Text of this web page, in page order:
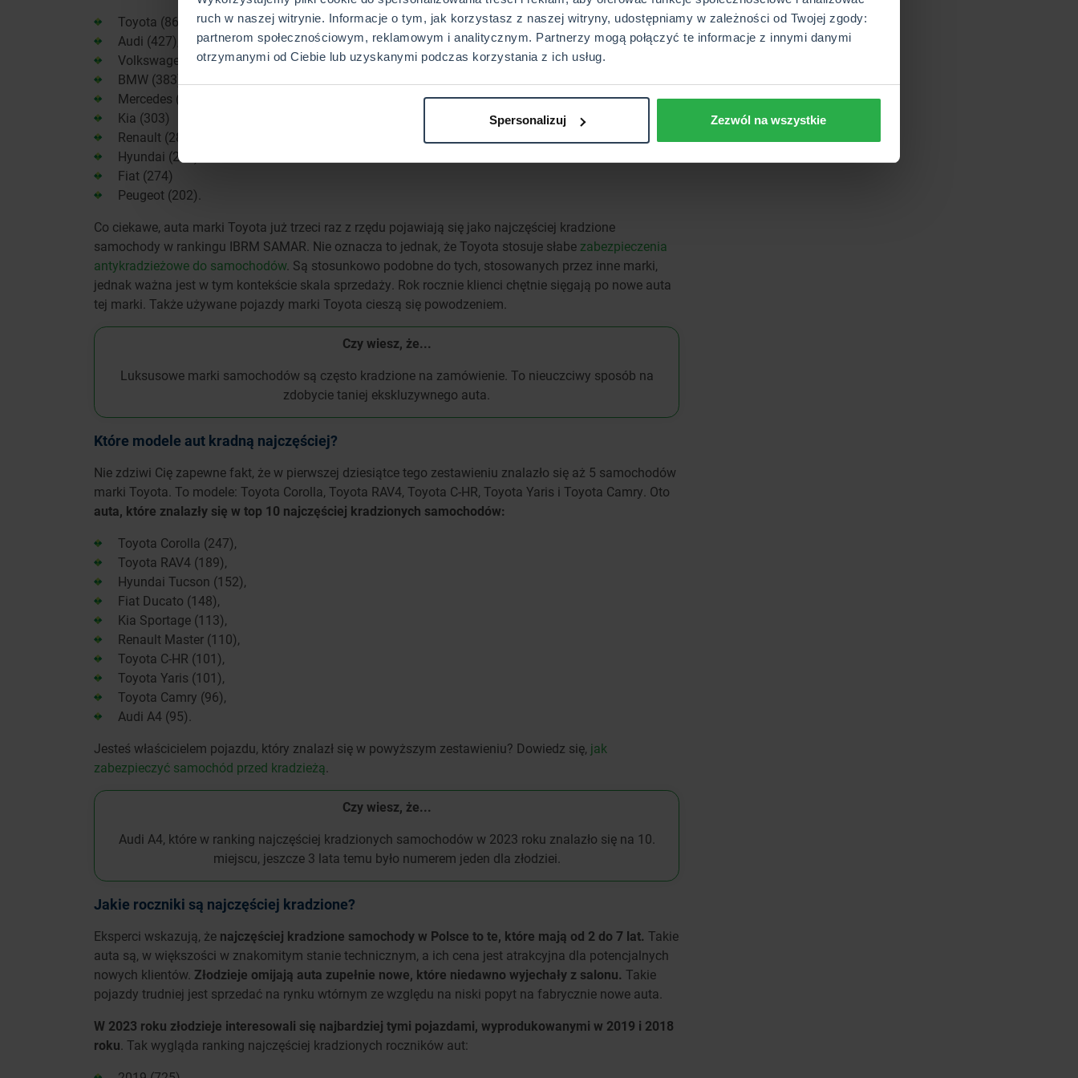
ruch w naszej witrynie. Informacje o tym, jak korzystasz z naszej witryny, udostępniamy w zależności od Twojej zgody:
partnerom społecznościowym, reklamowym i analitycznym. Partnerzy mogą połączyć te informacje z innymi danymi
otrzymanymi od Ciebie lub uzyskanymi podczas korzystania z ich usług.
Spersonalizuj Zezwól na wszystkie
Toyota (869),
Audi (427),
Volkswagen (398),
BMW (383),
Mercedes (328),
Kia (303)
Renault (285)
Hyundai (282),
Fiat (274)
Peugeot (202).
Co ciekawe, auta marki Toyota już trzeci raz z rzędu pojawiają się jako najczęściej kradzione
samochody w rankingu IBRM SAMAR. Nie oznacza to jednak, że Toyota stosuje słabe zabezpieczenia
antykradzieżowe do samochodów. Są stosunkowo podobne do tych, stosowanych przez inne marki,
jednak ważna jest w tym kontekście skala sprzedaży. Rok rocznie klienci chętnie sięgają po nowe auta
tej marki. Także używane pojazdy marki Toyota cieszą się powodzeniem.
Czy wiesz, że...
Luksusowe marki samochodów są często kradzione na zamówienie. To nieuczciwy sposób na
zdobycie taniej ekskluzywnego auta.
Które modele aut kradną najczęściej?
Nie zdziwi Cię zapewne fakt, że w pierwszej dziesiątce tego zestawieniu znalazło się aż 5 samochodów
marki Toyota. To modele: Toyota Corolla, Toyota RAV4, Toyota C-HR, Toyota Yaris i Toyota Camry. Oto
auta, które znalazły się w top 10 najczęściej kradzionych samochodów:
Toyota Corolla (247),
Toyota RAV4 (189),
Hyundai Tucson (152),
Fiat Ducato (148),
Kia Sportage (113),
Renault Master (110),
Toyota C-HR (101),
Toyota Yaris (101),
Toyota Camry (96),
Audi A4 (95).
Jesteś właścicielem pojazdu, który znalazł się w powyższym zestawieniu? Dowiedz się, jak
zabezpieczyć samochód przed kradzieżą
Czy wiesz, że...
Audi A4, które w ranking najczęściej kradzionych samochodów w 2023 roku znalazło się na 10.
miejscu, jeszcze 3 lata temu było numerem jeden dla złodziei.
Jakie roczniki są najczęściej kradzione?
Eksperci wskazują, że najczęściej kradzione samochody w Polsce to te, które mają od 2 do 7 lat. Takie
auta są, w większości w znakomitym stanie technicznym, a ich cena jest atrakcyjna dla potencjalnych
nowych klientów. Złodzieje omijają auta zupełnie nowe, które niedawno wyjechały z salonu. Takie
pojazdy trudniej jest sprzedać na rynku wtórnym ze względu na niski popyt na fabrycznie nowe auta.
W 2023 roku złodzieje interesowali się najbardziej tymi pojazdami, wyprodukowanymi w 2019 i 2018
roku . Tak wygląda ranking najczęściej kradzionych roczników aut: